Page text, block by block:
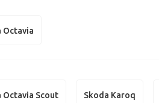
Octavia
Octavia Scout Skoda Karoq